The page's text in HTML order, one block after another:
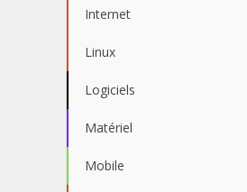
Internet
Linux
Logiciels
Matériel
Mobile